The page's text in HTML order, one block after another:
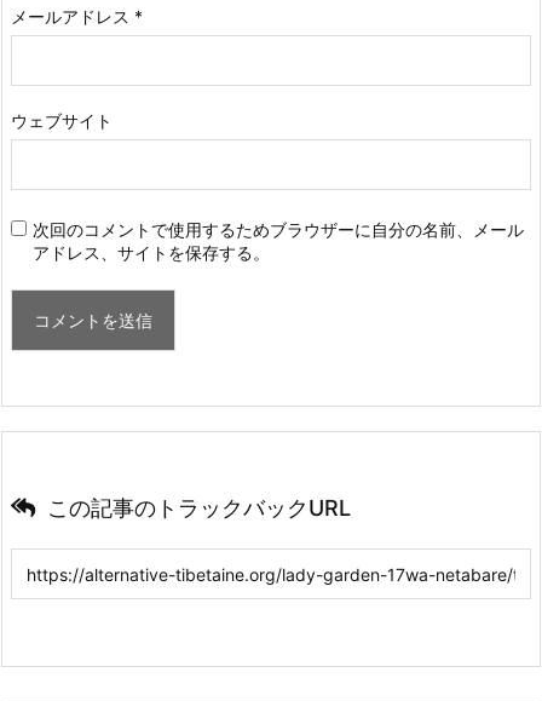
メールアドレス *
ウェブサイト
次回のコメントで使用するためブラウザーに自分の名前、メール
アドレス、サイトを保存する。
この記事のトラックバックURL